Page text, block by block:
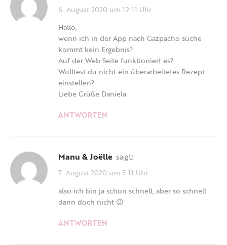
6. August 2020 um 12:11 Uhr
Hallo,
wenn ich in der App nach Gazpacho suche
kommt kein Ergebnis?
Auf der Web Seite funktioniert es?
Wolltest du nicht ein überarbeitetes Rezept
einstellen?
Liebe Grüße Daniela
ANTWORTEN
Manu & Joëlle sagt:
7. August 2020 um 5:11 Uhr
also ich bin ja schon schnell, aber so schnell
dann doch nicht 😉
ANTWORTEN